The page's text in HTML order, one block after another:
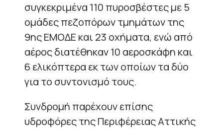
συγκεκριμένα 110 πυροσβέστες με 5
ομάδες πεζοπόρων τμημάτων της
9ης ΕΜΟΔΕ και 23 οχήματα, ενώ από
αέρος διατέθηκαν 10 αεροσκάφη και
6 ελικόπτερα εκ των οποίων τα δύο
για το συντονισμό τους.
Συνδρομή παρέχουν επίσης
υδροφόρες της Περιφέρειας Αττικής